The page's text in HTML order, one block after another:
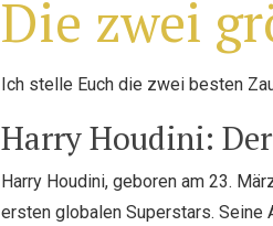
Die zwei
Ich stelle Euch die zwei besten
Harry Houdini:
Harry Houdini, geboren am 23.
ersten globalen Superstars. Seine